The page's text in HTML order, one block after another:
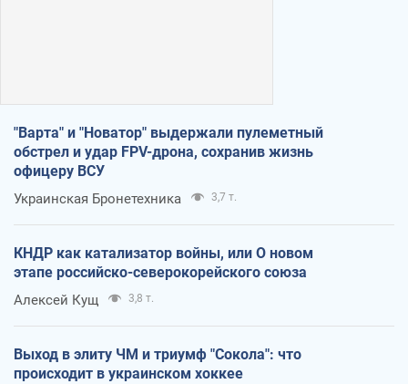
"Варта" и "Новатор" выдержали пулеметный
обстрел и удар FPV-дрона, сохранив жизнь
офицеру ВСУ
Украинская Бронетехника 3,7 т.
КНДР как катализатор войны, или О новом
этапе российско-северокорейского союза
Алексей Кущ 3,8 т.
Выход в элиту ЧМ и триумф "Сокола": что
происходит в украинском хоккее